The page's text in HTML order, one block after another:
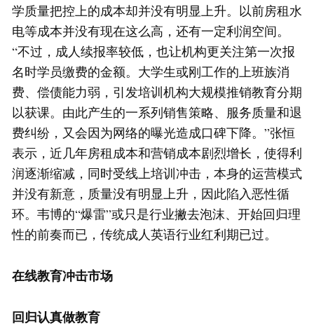
学质量把控上的成本却并没有明显上升。以前房租水
电等成本并没有现在这么高，还有一定利润空间。
“不过，成人续报率较低，也让机构更关注第一次报
名时学员缴费的金额。大学生或刚工作的上班族消
费、偿债能力弱，引发培训机构大规模推销教育分期
以获课。由此产生的一系列销售策略、服务质量和退
费纠纷，又会因为网络的曝光造成口碑下降。”张恒
表示，近几年房租成本和营销成本剧烈增长，使得利
润逐渐缩减，同时受线上培训冲击，本身的运营模式
并没有新意，质量没有明显上升，因此陷入恶性循
环。韦博的“爆雷”或只是行业撇去泡沫、开始回归理
性的前奏而已，传统成人英语行业红利期已过。
在线教育冲击市场
回归认真做教育